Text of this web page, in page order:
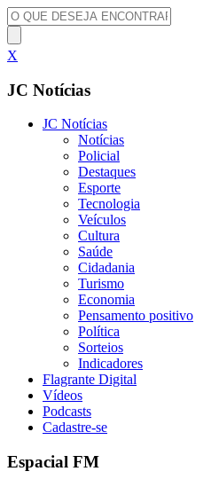
X
JC Notícias
JC Notícias
Notícias
Policial
Destaques
Esporte
Tecnologia
Veículos
Cultura
Saúde
Cidadania
Turismo
Economia
Pensamento positivo
Política
Sorteios
Indicadores
Flagrante Digital
Vídeos
Podcasts
Cadastre-se
Espacial FM